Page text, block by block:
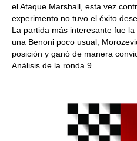
el Ataque Marshall, esta vez
experimento no tuvo el éxito
La partida más interesante fue
una Benoni poco usual,
posición y ganó de manera
Análisis de la ronda 9...